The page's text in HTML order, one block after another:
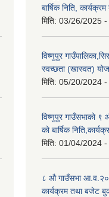
बार्षिक निति,
मिति: 03/26/2025 -
विष्णुपुर
स्वच्छता (खास्वत)
मिति: 05/20/2024 -
विष्णुपुर गाउँसभाको
को बार्षिक
मिति: 01/04/2024 -
८ औ गाउँसभा
कार्यक्रम तथा बजेट